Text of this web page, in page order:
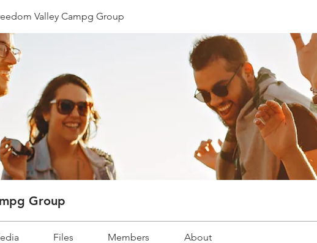
Valley Campg Group
Group
Files Members About